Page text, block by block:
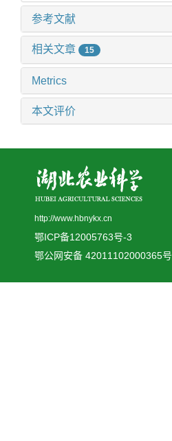
参考文献
相关文章 15
Metrics
本文评价
http://www.hbnykx.cn
鄂ICP备12005763号-3
鄂公网安备 42011102000365号